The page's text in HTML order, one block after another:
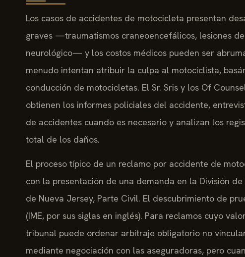
Los casos de accidentes de motocicleta presentan
graves —traumatismos craneoencefálicos, lesiones
neurológico— y los costos médicos pueden ser
menudo intentan atribuir la culpa al motociclista,
conducción de motocicletas. El Sr. Sris y los Of
obtienen los informes policiales del accidente,
de accidentes cuando es necesario y analizan los
total de los daños.
El proceso típico de un reclamo por accidente de
con la presentación de una demanda en la División
de Nueva Jersey, Parte Civil. El descubrimiento de
(IME, por sus siglas en inglés). Para reclamos cuyo
tribunal puede ordenar arbitraje obligatorio no
mediante negociación con las aseguradoras, pero